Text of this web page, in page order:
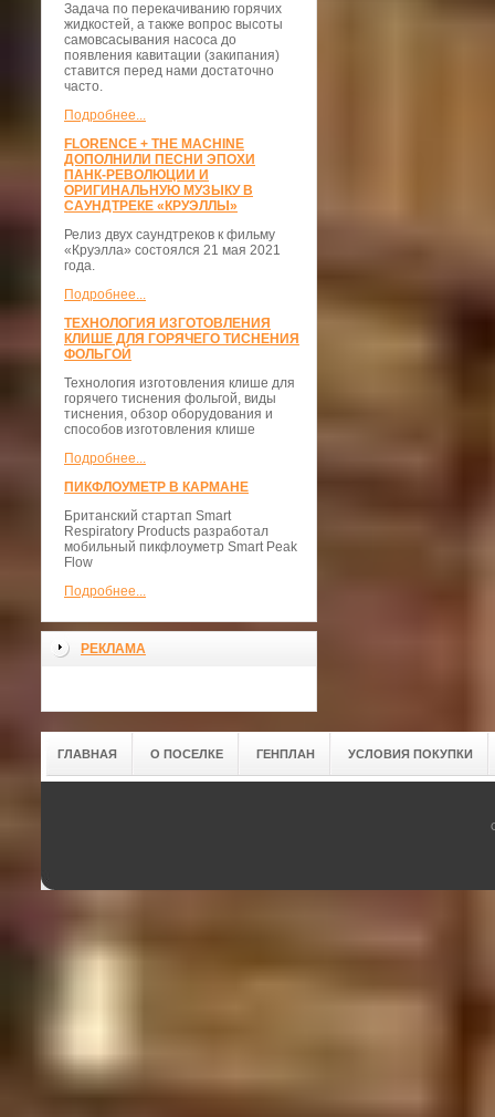
Задача по перекачиванию горячих
жидкостей, а также вопрос высоты
самовсасывания насоса до
появления кавитации (закипания)
ставится перед нами достаточно
часто.
Подробнее...
FLORENCE + THE MACHINE
ДОПОЛНИЛИ ПЕСНИ ЭПОХИ
ПАНК-РЕВОЛЮЦИИ И
ОРИГИНАЛЬНУЮ МУЗЫКУ В
САУНДТРЕКЕ «КРУЭЛЛЫ»
Релиз двух саундтреков к фильму
«Круэлла» состоялся 21 мая 2021
года.
Подробнее...
ТЕХНОЛОГИЯ ИЗГОТОВЛЕНИЯ
КЛИШЕ ДЛЯ ГОРЯЧЕГО ТИСНЕНИЯ
ФОЛЬГОЙ
Технология изготовления клише для
горячего тиснения фольгой, виды
тиснения, обзор оборудования и
способов изготовления клише
Подробнее...
ПИКФЛОУМЕТР В КАРМАНЕ
Британский стартап Smart
Respiratory Products разработал
мобильный пикфлоуметр Smart Peak
Flow
Подробнее...
РЕКЛАМА
ГЛАВНАЯ О ПОСЕЛКЕ ГЕНПЛАН УСЛОВИЯ ПОКУПКИ